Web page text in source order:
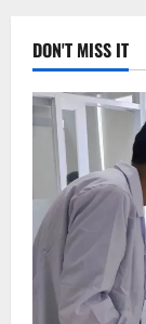
DON'T MISS IT